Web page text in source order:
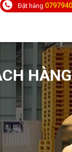
Đặt hàng
HÀNG